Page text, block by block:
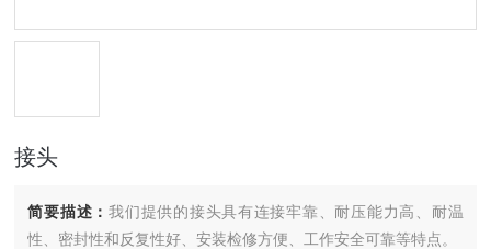
接头
简要描述：我们提供的接头具有连接牢靠、耐压能力高、耐温
性、密封性和反复性好、安装检修方便、工作安全可靠等特点。